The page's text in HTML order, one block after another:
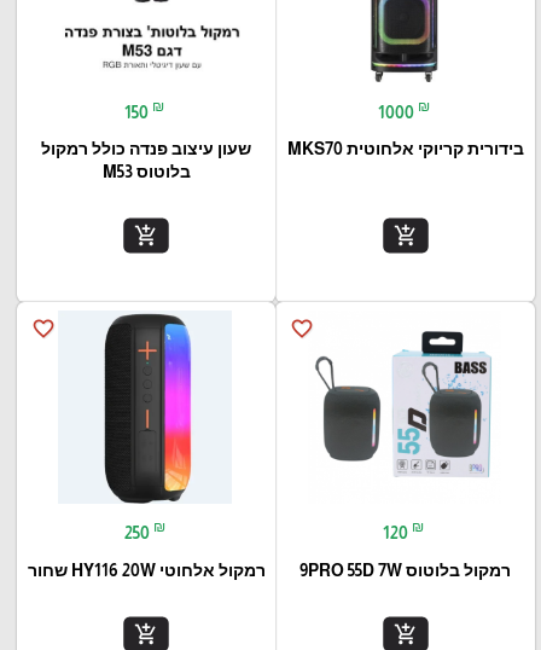
1000 ₪
בידורית קריוקי אלחוטית MKS70
add_shopping_cart
150 ₪
שעון עיצוב פנדה כולל רמקול
בלוטוס M53
add_shopping_cart
favorite_border
120 ₪
רמקול בלוטוס 9PRO 55D 7W
add_shopping_cart
favorite_border
250 ₪
רמקול אלחוטי HY116 20W שחור
add_shopping_cart